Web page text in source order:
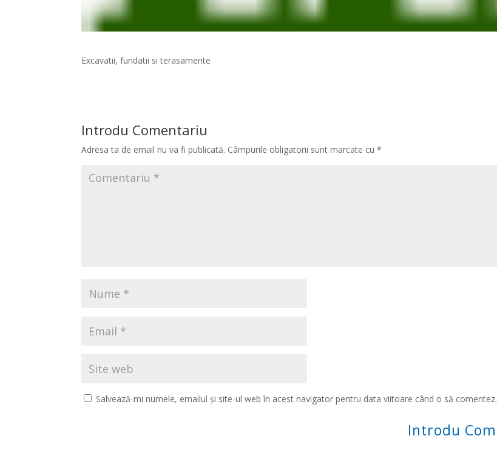
Excavatii, fundatii si terasamente
Introdu Comentariu
Adresa ta de email nu va fi publicată. Câmpurile obligatorii sunt marcate cu*
Salvează-mi numele, emailul și site-ul web în acest navigator pentru data viitoare când o să comentez.